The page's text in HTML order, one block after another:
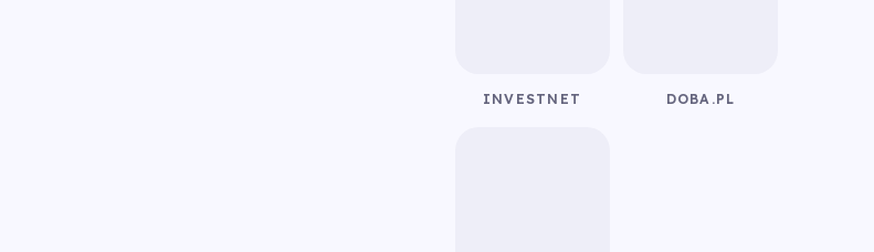
INVESTNET DOBA.PL